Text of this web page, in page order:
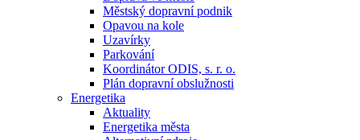
Městský dopravní podnik
Opavou na kole
Uzavírky
Parkování
Koordinátor ODIS, s. r. o.
Plán dopravní obslužnosti
Energetika
Aktuality
Energetika města